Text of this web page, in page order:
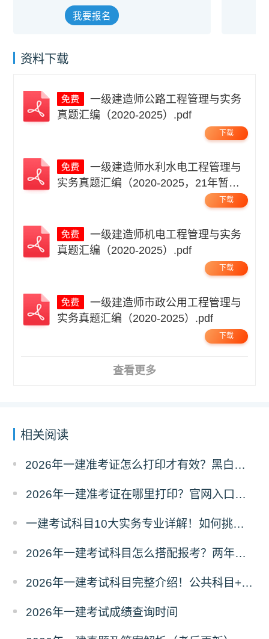
我要报名
资料下载
一级建造师公路工程管理与实务
真题汇编（2020-2025）.pdf
下载
一级建造师水利水电工程管理与
实务真题汇编（2020-2025，21年暂
下载
一级建造师机电工程管理与实务
真题汇编（2020-2025）.pdf
下载
一级建造师市政公用工程管理与
实务真题汇编（2020-2025）.pdf
下载
查看更多
相关阅读
2026年一建准考证怎么打印才有效？黑白彩打有区别吗？
2026年一建准考证在哪里打印？官网入口是什么？
一建考试科目10大实务专业详解！如何挑选？
2026年一建考试科目怎么搭配报考？两年滚动
2026年一建考试科目完整介绍！公共科目+专业科目
2026年一建考试成绩查询时间